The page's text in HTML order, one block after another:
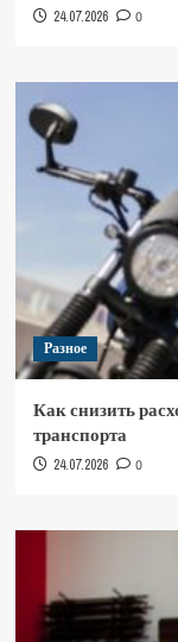
24.07.2026 0
Разное
Как снизить
транспорта
24.07.2026 0